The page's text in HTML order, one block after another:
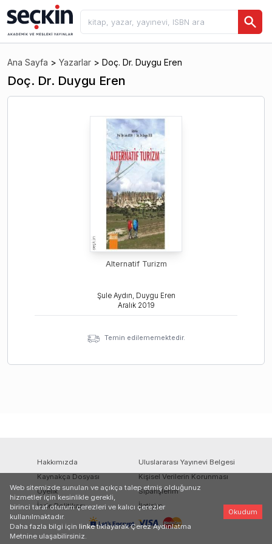
Ana Sayfa > Yazarlar > Doç. Dr. Duygu Eren
Doç. Dr. Duygu Eren
Alternatif Turizm
Şule Aydın, Duygu Eren
Aralık 2019
Temin edilememektedir.
Hakkımızda
Uluslararası Yayınevi Belgesi
Kaynakça Dosyası
Kişisel Verilerin Korunması
Üyelik
Siparişlerim
İade Politikası
İletişim
Web sitemizde sunulan ve açıkça talep etmiş olduğunuz
hizmetler için kesinlikle gerekli,
birinci taraf oturum çerezleri ve kalıcı çerezler
kullanılmaktadır.
Daha fazla bilgi için linke tıklayarak Çerez Aydınlatma
Metnine ulaşabilirsiniz.
Okudum